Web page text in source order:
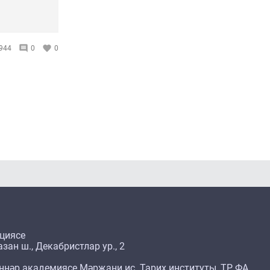
0 0
ш., Декабристлар ур., 2